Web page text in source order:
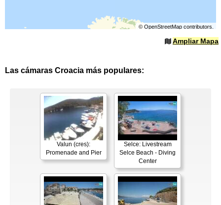
© OpenStreetMapcontributors.
Ampliar Mapa
Las cámaras Croacia más populares:
Valun (cres):
Promenade and Pier
Selce: Livestream
Selce Beach - Diving
Center